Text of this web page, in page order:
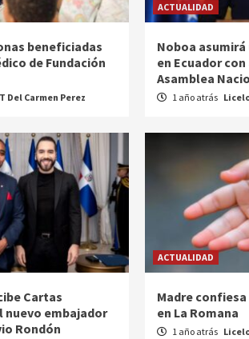
beneficiadas
de Fundación
Del Carmen Perez
ACTUALIDAD
Noboa
en Ecuador
Asamblea
1 año atrás
Cartas
nuevo embajador
Rondón
ACTUALIDAD
Madre
en La Romana
1 año atrás